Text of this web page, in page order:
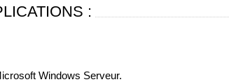
:
Windows Serveur.